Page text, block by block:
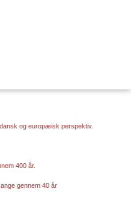
og europæisk perspektiv.
400 år.
gennem 40 år